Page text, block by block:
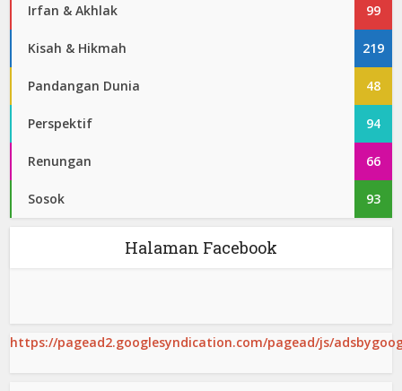
Irfan & Akhlak 99
Kisah & Hikmah 219
Pandangan Dunia 48
Perspektif 94
Renungan 66
Sosok 93
Halaman Facebook
https://pagead2.googlesyndication.com/pagead/js/